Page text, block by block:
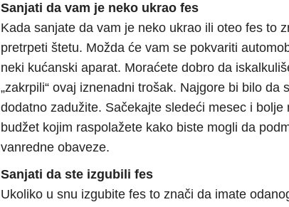
Sanjati da vam je neko ukrao fes
Kada sanjate da vam je neko ukrao ili oteo fes to
pretrpeti štetu. Možda će vam se pokvariti
neki kućanski aparat. Moraćete dobro da
„zakrpili“ ovaj iznenadni trošak. Najgore bi bilo da
dodatno zadužite. Sačekajte sledeći mesec i bolje
budžet kojim raspolažete kako biste mogli da
vanredne obaveze.
Sanjati da ste izgubili fes
Ukoliko u snu izgubite fes to znači da imate